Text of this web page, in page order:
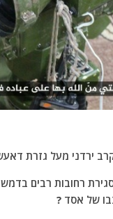
ירדני מעל גזרת
רחובות רבים
של אסד ?